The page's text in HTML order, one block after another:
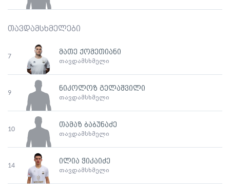
თავდამსხმელები
7
მათე ქომეთიანი
თავდამსხმელი
9
ნიკოლოზ გელაშვილი
თავდამსხმელი
10
თამაზ ბაბუნაძე
თავდამსხმელი
14
ილია ჭიკაიძე
თავდამსხმელი